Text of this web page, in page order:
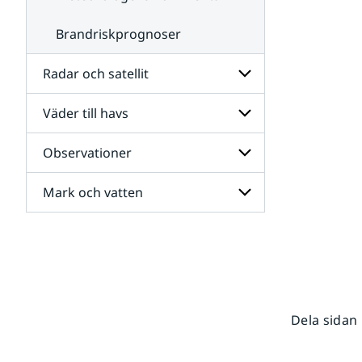
Brandriskprognoser
Radar och satellit
Undersidor
för
Radar
och
satellit
Väder till havs
Undersidor
för
Väder
till
havs
Observationer
Undersidor
för
Mark och vatten
Dela sidan